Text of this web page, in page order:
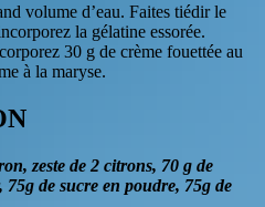
volume d’eau. Faites tiédir le
la gélatine essorée.
30 g de crème fouettée au
à la maryse.
zeste de 2 citrons, 70 g de
de sucre en poudre, 75g de